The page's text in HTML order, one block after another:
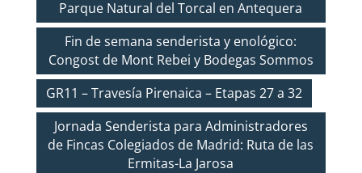
Parque Natural del Torcal en Antequera
Fin de semana senderista y enológico:
Congost de Mont Rebei y Bodegas Sommos
GR11 – Travesía Pirenaica – Etapas 27 a 32
Jornada Senderista para Administradores
de Fincas Colegiados de Madrid: Ruta de las
Ermitas-La Jarosa